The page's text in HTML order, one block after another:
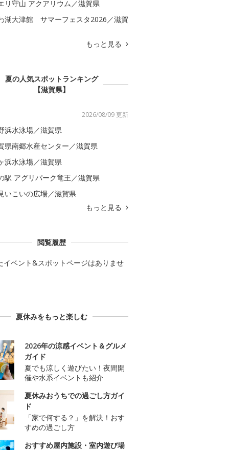
リ守山 アクアリウム／滋賀県
湖大津館 サマーフェスタ2026／滋賀
もっと見る
夏の人気スポットランキング
【滋賀県】
2026/08/09 更新
浜水泳場／滋賀県
県南郷水産センター／滋賀県
浜水泳場／滋賀県
駅 アグリパーク竜王／滋賀県
いこいの広場／滋賀県
もっと見る
閲覧履歴
イベント&スポットページはありませ
夏休みをもっと楽しむ
2026年の涼感イベント＆グルメ
ガイド
夏でも涼しく遊びたい！夜間開
催や水系イベントも紹介
夏休みおうちでの過ごし方ガイ
ド
「家で何する？」を解決！おす
すめの過ごし方
おすすめ屋内施設・室内遊び場